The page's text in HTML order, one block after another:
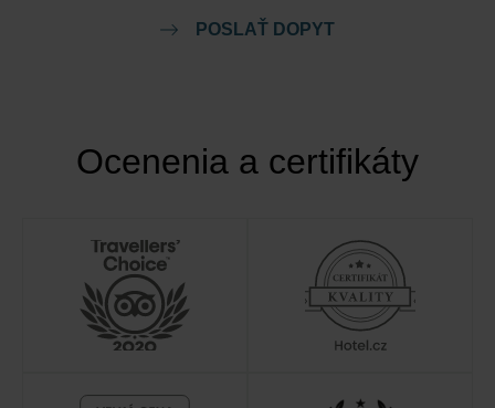
POSLAŤ DOPYT
Ocenenia a certifikáty